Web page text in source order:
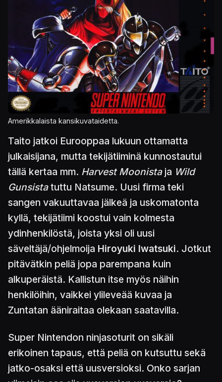
Amerikkalaista kansikuvataidetta.
Taito jatkoi Eurooppaa lukuun ottamatta
julkaisijana, mutta tekijätiiminä kunnostautui
tällä kertaa mm. Harvest Moonistaja Wild
Gunsistatuttu Natsume. Uusi firma teki
sangen vakuuttavaa jälkeä ja uskomatonta
kyllä, tekijätiimi koostui vain kolmesta
ydinhenkilöstä, joista yksi oli uusi
säveltäjä/ohjelmoija Hiroyuki Iwatsuki. Jotkut
pitävätkin peliä jopa parempana kuin
alkuperäistä. Kallistun itse myös näihin
henkilöihin, vaikkei ylileveää kuvaa ja
Zuntatan ääniraitaa olekaan saatavilla.
Super Nintendon ninjasoturit on sikäli
erikoinen tapaus, että peliä on kutsuttu sekä
jatko-osaksi että uusversioksi. Onko sarjan